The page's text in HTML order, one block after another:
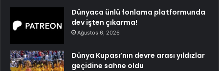
Dünyaca ünlü fonlama platformunda
dev işten çıkarma!
Ağustos 6, 2026
Dünya Kupası’nın devre arası yıldızlar
geçidine sahne oldu